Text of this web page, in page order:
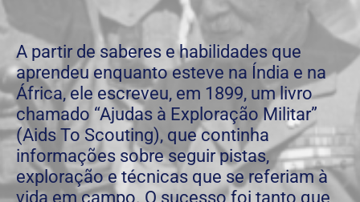
A partir de saberes e habilidades que
aprendeu enquanto esteve na Índia e na
África, ele escreveu, em 1899, um livro
chamado “Ajudas à Exploração Militar”
(Aids To Scouting), que continha
informações sobre seguir pistas,
exploração e técnicas que se referiam à
vida em campo. O sucesso foi tanto que